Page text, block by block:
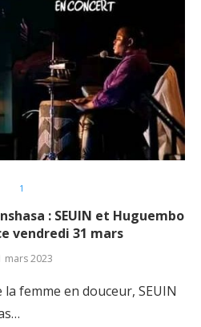
1
: SEUIN et Huguembo
vendredi 31 mars
mars 2023
femme en douceur, SEUIN